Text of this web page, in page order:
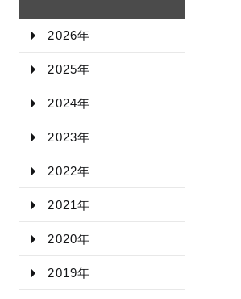
2026年​
2025年​
2024年​
2023年​
2022年​
2021年​
2020年​
2019年​